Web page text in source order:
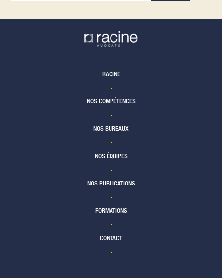
RACINE
NOS COMPÉTENCES
NOS BUREAUX
NOS ÉQUIPES
NOS PUBLICATIONS
FORMATIONS
CONTACT